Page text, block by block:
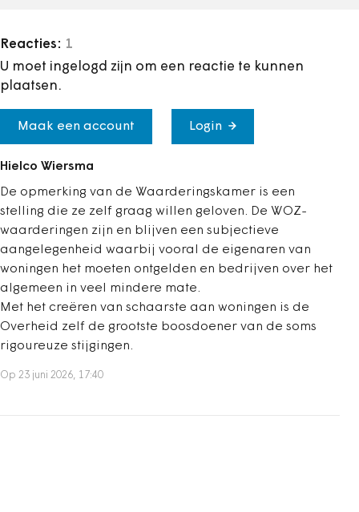
Reacties: 1
U moet ingelogd zijn om een reactie te kunnen
plaatsen.
Maak een account Login
Hielco Wiersma
De opmerking van de Waarderingskamer is een
stelling die ze zelf graag willen geloven. De WOZ-
waarderingen zijn en blijven een subjectieve
aangelegenheid waarbij vooral de eigenaren van
woningen het moeten ontgelden en bedrijven over het
algemeen in veel mindere mate.
Met het creëren van schaarste aan woningen is de
Overheid zelf de grootste boosdoener van de soms
rigoureuze stijgingen.
Op 23 juni 2026, 17:40